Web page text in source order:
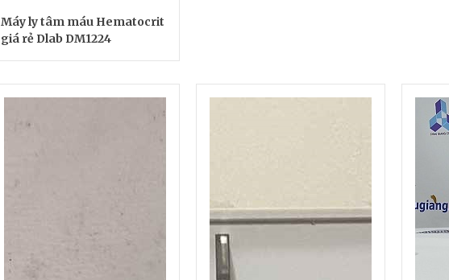
Máy ly tâm máu Hematocrit
giá rẻ Dlab DM1224